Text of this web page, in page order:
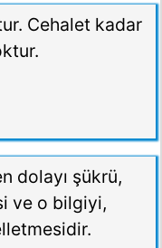
Cehalet kadar
dolayı şükrü,
ve o bilgiyi,